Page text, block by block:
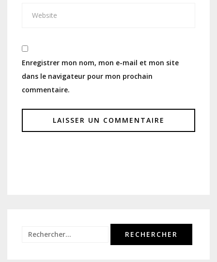
Enregistrer mon nom, mon e-mail et mon site
dans le navigateur pour mon prochain
commentaire.
Rechercher :